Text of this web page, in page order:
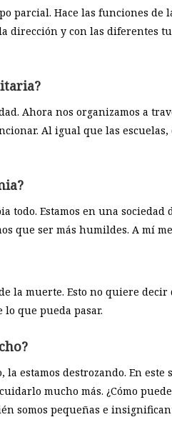
parcial. Hace las funciones
dirección y con las diferentes
Ahora nos organizamos a
Al igual que las
Estamos en una
que ser más humildes. A mí
la muerte. Esto no quiere
lo que pueda pasar.
estamos destrozando. En
mucho más. ¿Cómo
somos pequeñas e